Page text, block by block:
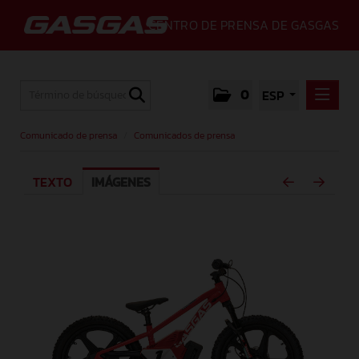
CENTRO DE PRENSA DE GASGAS
0 ESP
MEDIA
Comunicado de prensa Comunicados de prensa
TEXTO IMÁGENES